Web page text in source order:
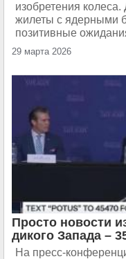
изобретения
жилеты с ядерными
позитивные
29 марта 2026
Просто новости
дикого Запада –
На пресс-